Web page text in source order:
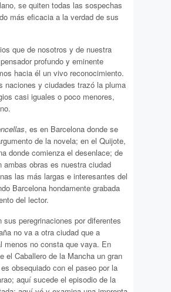
se quiten todas las sospechas
más eficacia a la verdad de sus
que de nosotros y de nuestra
profundo y eminente
hacia él un vivo reconocimiento.
naciones y ciudades trazó la pluma
casi iguales o poco menores,
, es en Barcelona donde se
de la novela; en el Quijote,
donde comienza el desenlace; de
ambas obras es nuestra ciudad
las más largas e interesantes del
Barcelona hondamente grabada
del lector.
sus peregrinaciones por diferentes
no va a otra ciudad que a
menos no consta que vaya. En
el Caballero de la Mancha un gran
obsequiado con el paseo por la
aquí sucede el episodio de la